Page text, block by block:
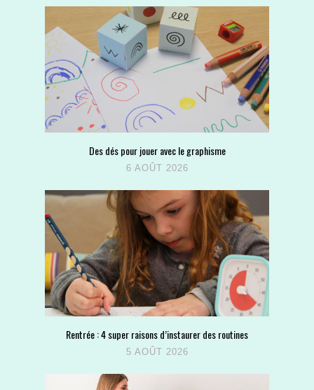
Des dés pour jouer avec le graphisme
6 AOÛT 2026
Rentrée : 4 super raisons d’instaurer des routines
5 AOÛT 2026